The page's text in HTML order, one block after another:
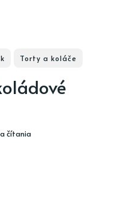
Torty a koláče
čítania